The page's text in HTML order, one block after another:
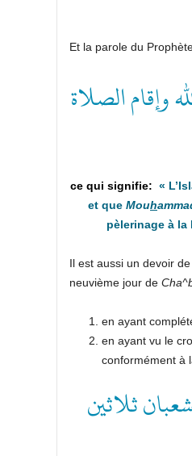
Et la parole du
وإقام الصلاة
«
et que Mouh
pèlerinage à la
Il est aussi un devoir
neuvième jour de
en ayant
en ayant vu le
conformément à
ثلاثين